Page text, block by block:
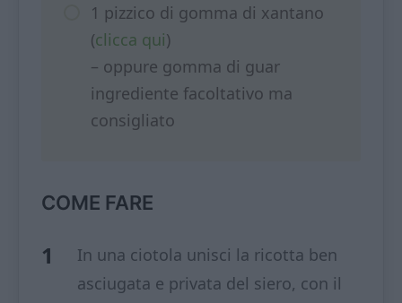
1 pizzico di gomma di xantano
(clicca qui)
– oppure gomma di guar
ingrediente facoltativo ma
consigliato
COME FARE
In una ciotola unisci la ricotta ben
asciugata e privata del siero, con il